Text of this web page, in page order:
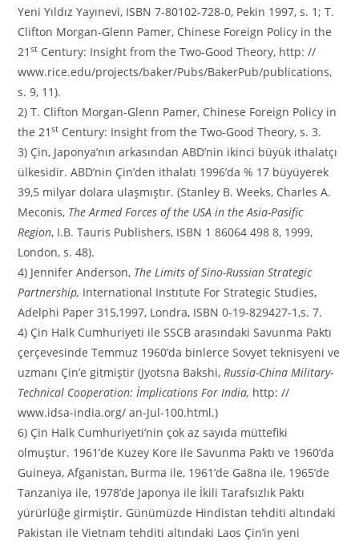
Yeni Yıldız Yayınevi, ISBN 7-80102-728-0, Pekin 1997, s. 1; T.
Clifton Morgan-Glenn Pamer, Chinese Foreign Policy in the
21st Century: Insight from the Two-Good Theory, http: //
www.rice.edu/projects/baker/Pubs/BakerPub/publications,
s. 9, 11).
2) T. Clifton Morgan-Glenn Pamer, Chinese Foreign Policy in
the 21st Century: Insight from the Two-Good Theory, s. 3.
3) Çin, Japonya’nın arkasından ABD’nin ikinci büyük ithalatçı
ülkesidir. ABD’nin Çin’den ithalatı 1996’da % 17 büyüyerek
39,5 milyar dolara ulaşmıştır. (Stanley B. Weeks, Charles A.
Meconis, The Armed Forces of the USA in the Asia-Pasific
Region, I.B. Tauris Publishers, ISBN 1 86064 498 8, 1999,
London, s. 48).
4) Jennifer Anderson, The Limits of Sino-Russian Strategic
Partnership, International Instıtute For Strategic Studies,
Adelphi Paper 315,1997, Londra, ISBN 0-19-829427-1,s. 7.
4) Çin Halk Cumhuriyeti ile SSCB arasındaki Savunma Paktı
çerçevesinde Temmuz 1960’da binlerce Sovyet teknisyeni ve
uzmanı Çin’e gitmiştir (Jyotsna Bakshi,Russia-China Military-
Technical Cooperation: İmplications For India, http: //
www.idsa-india.org/ an-Jul-100.html.)
6) Çin Halk Cumhuriyeti’nin çok az sayıda müttefiki
olmuştur. 1961’de Kuzey Kore ile Savunma Paktı ve 1960’da
Guineya, Afganistan, Burma ile, 1961’de Ga8na ile, 1965’de
Tanzaniya ile, 1978’de Japonya ile İkili Tarafsızlık Paktı
yürürlüğe girmiştir. Günümüzde Hindistan tehditi altındaki
Pakistan ile Vietnam tehditi altındaki Laos Çin’in yeni